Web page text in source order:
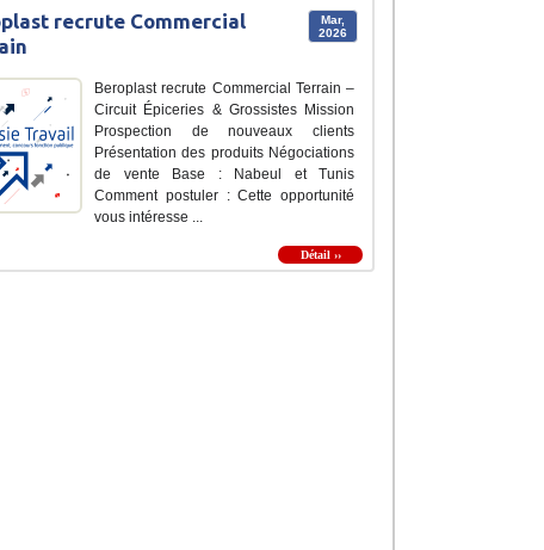
Mar,
2026
recrute Commercial
Beroplast recrute Commercial Terrain –
Circuit Épiceries & Grossistes Mission
Prospection de nouveaux clients
Présentation des produits Négociations
de vente Base : Nabeul et Tunis
Comment postuler : Cette opportunité
vous intéresse ...
Détail ››